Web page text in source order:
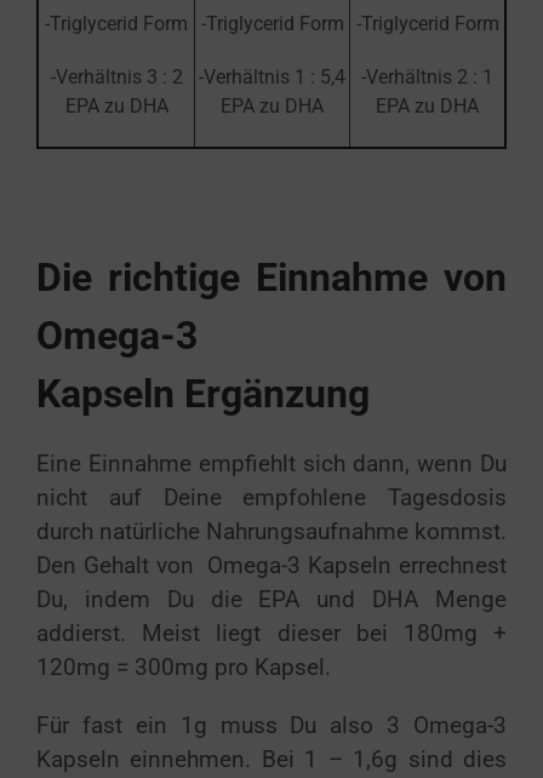
-Triglycerid Form
-Verhältnis 3 : 2
EPA zu DHA
-Triglycerid Form
-Verhältnis 1 : 5,4
EPA zu DHA
-Triglycerid Form
-Verhältnis 2 : 1
EPA zu DHA
Die richtige Einnahme von
Omega-3
Kapseln Ergänzung
Eine Einnahme empfiehlt sich dann, wenn Du
nicht auf Deine empfohlene Tagesdosis
durch natürliche Nahrungsaufnahme kommst.
Den Gehalt von Omega-3 Kapseln errechnest
Du, indem Du die EPA und DHA Menge
addierst. Meist liegt dieser bei 180mg +
120mg = 300mg pro Kapsel.
Für fast ein 1g muss Du also 3 Omega-3
Kapseln einnehmen. Bei 1 – 1,6g sind dies